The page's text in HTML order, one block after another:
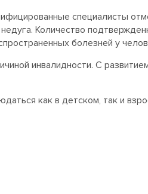
специалисты
Количество
болезней у
инвалидности. С
как в детском, так и